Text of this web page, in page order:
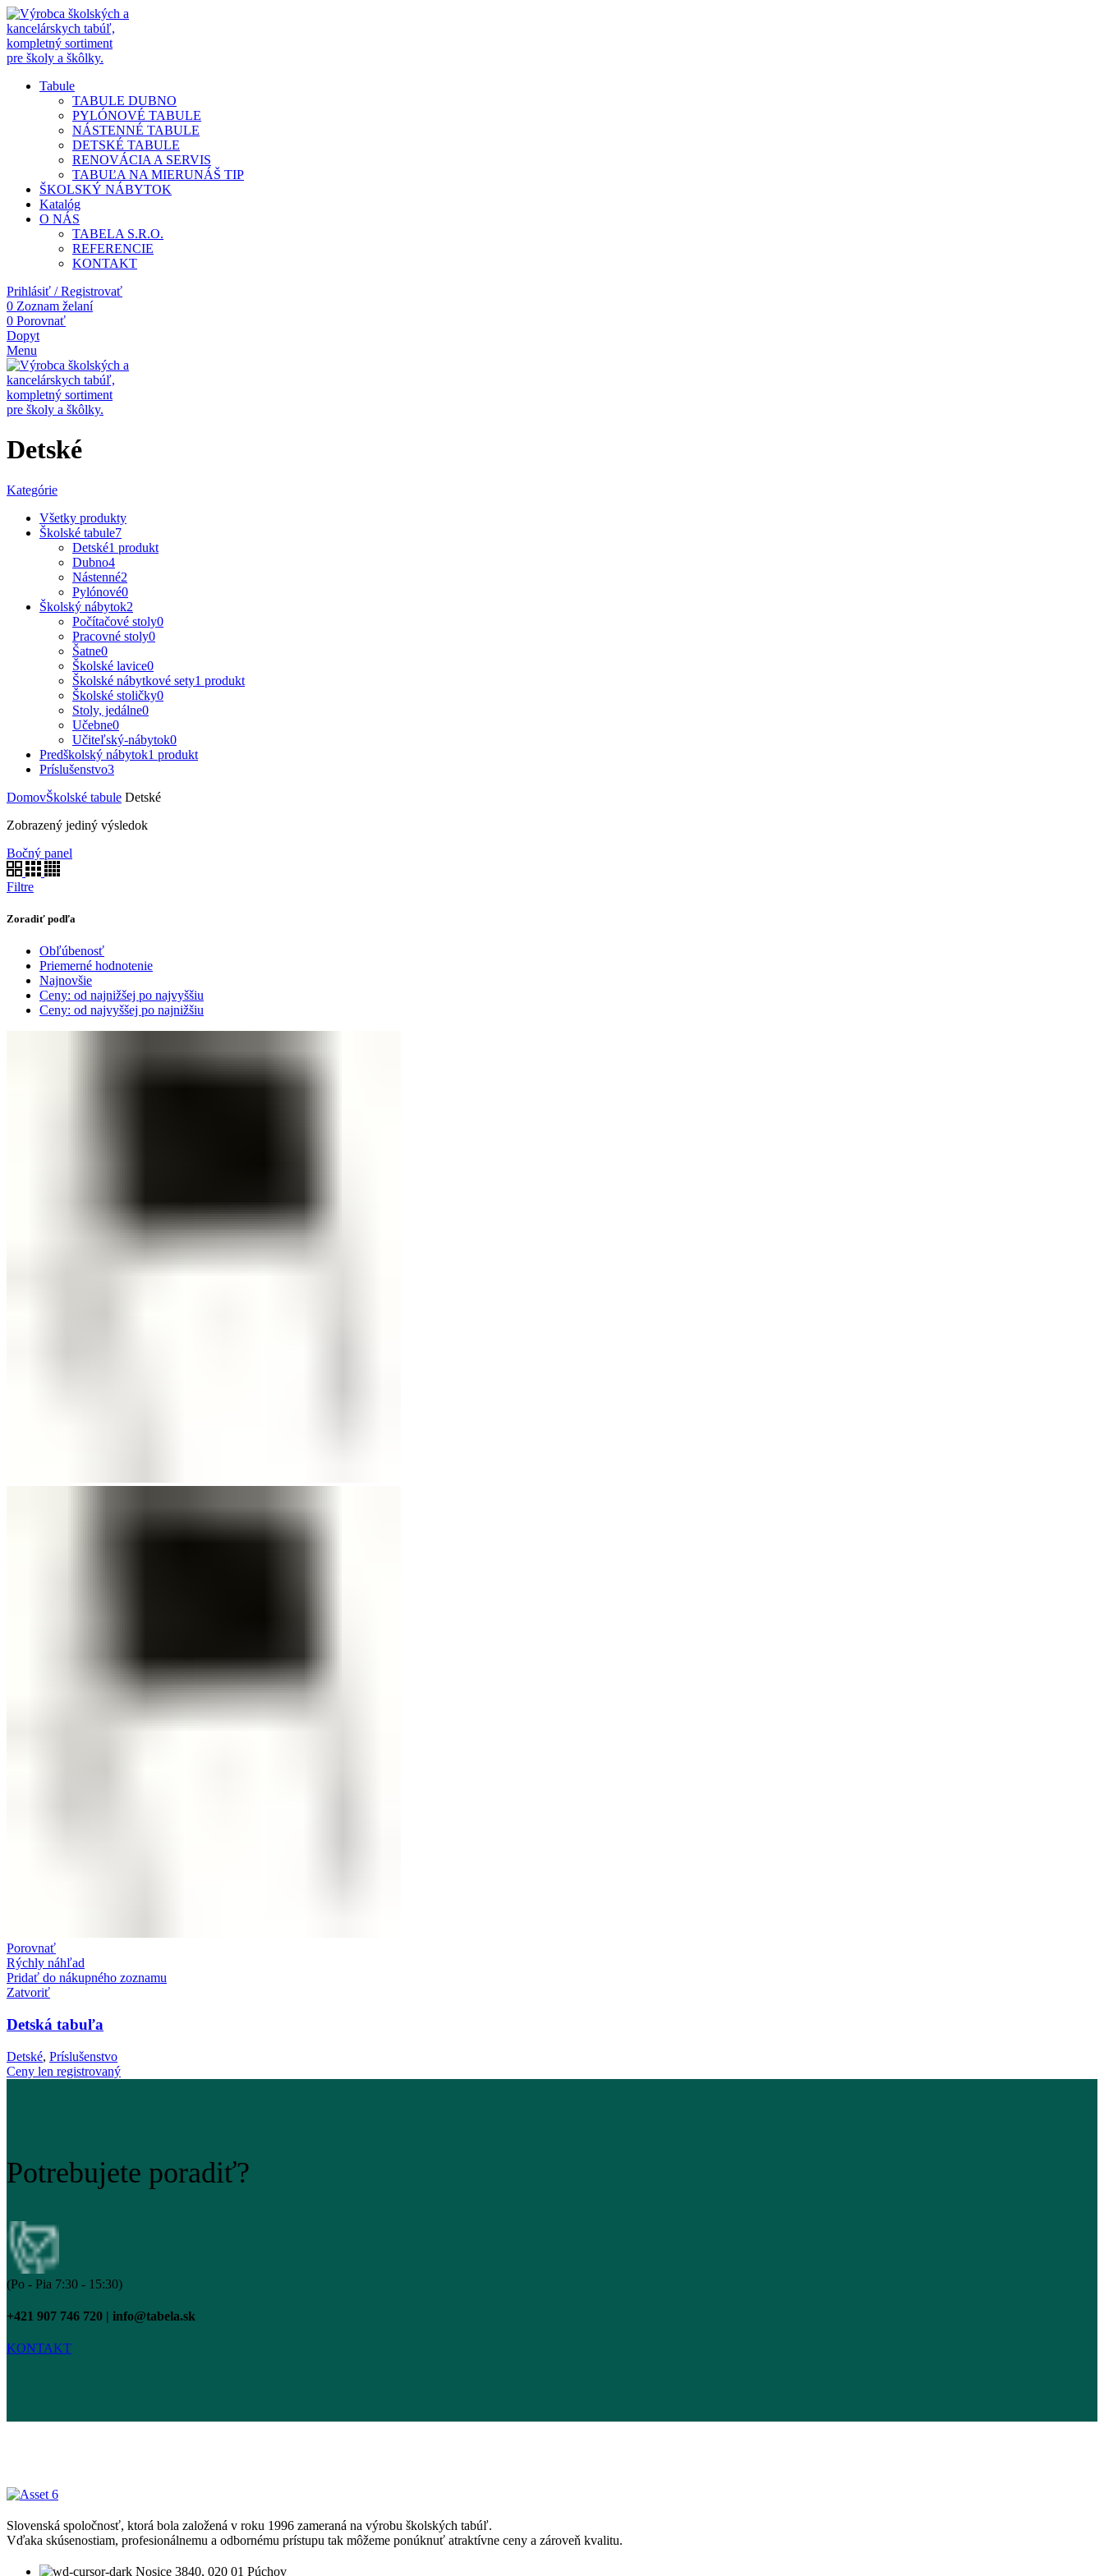
Tabule
TABULE DUBNO
PYLÓNOVÉ TABULE
NÁSTENNÉ TABULE
DETSKÉ TABULE
RENOVÁCIA A SERVIS
TABUĽA NA MIERUNÁŠ TIP
ŠKOLSKÝ NÁBYTOK
Katalóg
O NÁS
TABELA S.R.O.
REFERENCIE
KONTAKT
Prihlásiť / Registrovať
0 Zoznam želaní
0 Porovnať
Dopyt
Menu
Detské
Kategórie
Všetky produkty
Školské tabule7
Detské1 produkt
Dubno4
Nástenné2
Pylónové0
Školský nábytok2
Počítačové stoly0
Pracovné stoly0
Šatne0
Školské lavice0
Školské nábytkové sety1 produkt
Školské stoličky0
Stoly, jedálne0
Učebne0
Učiteľský-nábytok0
Predškolský nábytok1 produkt
Príslušenstvo3
DomovŠkolské tabule Detské
Zobrazený jediný výsledok
Bočný panel
Filtre
Zoradiť podľa
Obľúbenosť
Priemerné hodnotenie
Najnovšie
Ceny: od najnižšej po najvyššiu
Ceny: od najvyššej po najnižšiu
Porovnať
Rýchly náhľad
Pridať do nákupného zoznamu
Zatvoriť
Detská tabuľa
Detské, Príslušenstvo
Ceny len registrovaný
Potrebujete poradiť?
(Po - Pia 7:30 - 15:30)
+421 907 746 720 | info@tabela.sk
KONTAKT
Slovenská spoločnosť, ktorá bola založená v roku 1996 zameraná na výrobu školských tabúľ.
Vďaka skúsenostiam, profesionálnemu a odbornému prístupu tak môžeme ponúknuť atraktívne ceny a zároveň kvalitu.
Nosice 3840, 020 01 Púchov